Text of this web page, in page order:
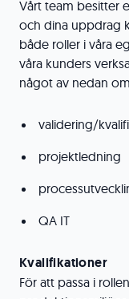
Vårt team besitter
och dina uppdrag
både roller i våra
våra kunders
något av nedan
validering/
projektledning
QA IT
Kvalifikationer
För att passa i